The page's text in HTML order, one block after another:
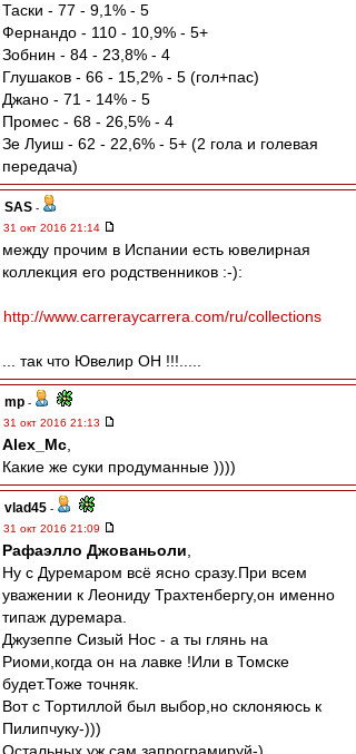
Таски - 77 - 9,1% - 5
Фернандо - 110 - 10,9% - 5+
Зобнин - 84 - 23,8% - 4
Глушаков - 66 - 15,2% - 5 (гол+пас)
Джано - 71 - 14% - 5
Промес - 68 - 26,5% - 4
Зе Луиш - 62 - 22,6% - 5+ (2 гола и голевая
передача)
SAS -
31 окт 2016 21:14
между прочим в Испании есть ювелирная
коллекция его родственников :-):
http://www.carreraycarrera.com/ru/collections
... так что Ювелир ОН !!!.....
mp -
31 окт 2016 21:13
Alex_Mc
Какие же суки продуманные ))))
vlad45 -
31 окт 2016 21:09
Рафаэлло Джованьоли
Ну с Дуремаром всё ясно сразу.При всем
уважении к Леониду Трахтенбергу,он именно
типаж дуремара.
Джузеппе Сизый Нос - а ты глянь на
Риоми,когда он на лавке !Или в Томске
будет.Тоже точняк.
Вот с Тортиллой был выбор,но склоняюсь к
Пилипчуку-)))